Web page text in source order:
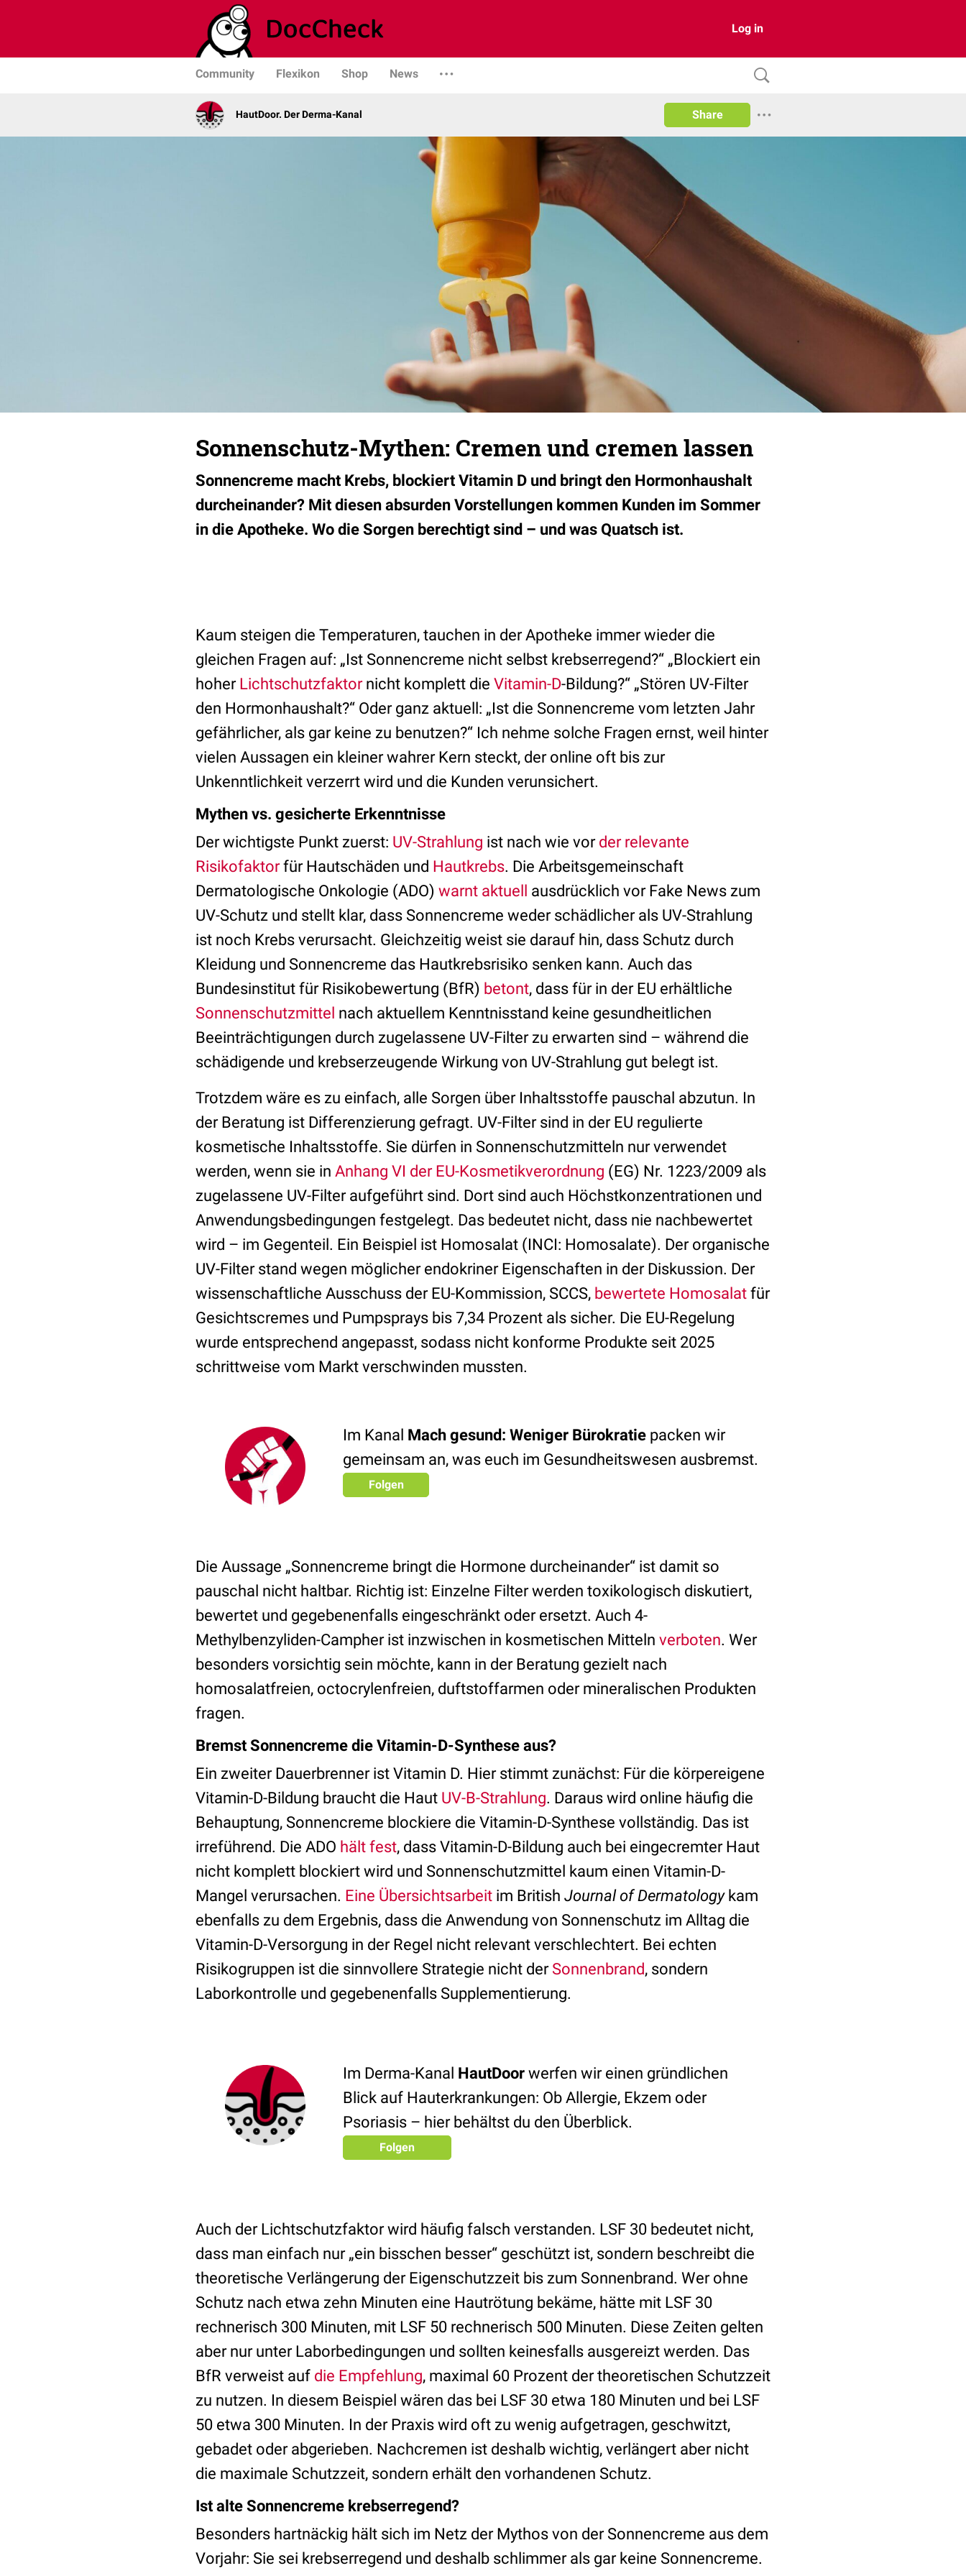
Log in
Community Flexikon Shop News
HautDoor. Der Derma-Kanal Share
Sonnenschutz-Mythen: Cremen und cremen lassen
Sonnencreme macht Krebs, blockiert Vitamin D und bringt den Hormonhaushalt
durcheinander? Mit diesen absurden Vorstellungen kommen Kunden im Sommer
in die Apotheke. Wo die Sorgen berechtigt sind – und was Quatsch ist.
Kaum steigen die Temperaturen, tauchen in der Apotheke immer wieder die
gleichen Fragen auf: „Ist Sonnencreme nicht selbst krebserregend?“ „Blockiert ein
hoher Lichtschutzfaktornicht komplett die Vitamin-D-Bildung?“ „Stören UV-Filter
den Hormonhaushalt?“ Oder ganz aktuell: „Ist die Sonnencreme vom letzten Jahr
gefährlicher, als gar keine zu benutzen?“ Ich nehme solche Fragen ernst, weil hinter
vielen Aussagen ein kleiner wahrer Kern steckt, der online oft bis zur
Unkenntlichkeit verzerrt wird und die Kunden verunsichert.
Mythen vs. gesicherte Erkenntnisse
Der wichtigste Punkt zuerst: UV-Strahlung ist nach wie vor der relevante
Risikofaktorfür Hautschäden und Hautkrebs. Die Arbeitsgemeinschaft
Dermatologische Onkologie (ADO) warnt aktuell ausdrücklich vor Fake News zum
UV-Schutz und stellt klar, dass Sonnencreme weder schädlicher als UV-Strahlung
ist noch Krebs verursacht. Gleichzeitig weist sie darauf hin, dass Schutz durch
Kleidung und Sonnencreme das Hautkrebsrisiko senken kann. Auch das
Bundesinstitut für Risikobewertung (BfR) betont, dass für in der EU erhältliche
Sonnenschutzmittel nach aktuellem Kenntnisstand keine gesundheitlichen
Beeinträchtigungen durch zugelassene UV-Filter zu erwarten sind – während die
schädigende und krebserzeugende Wirkung von UV-Strahlung gut belegt ist.
Trotzdem wäre es zu einfach, alle Sorgen über Inhaltsstoffe pauschal abzutun. In
der Beratung ist Differenzierung gefragt. UV-Filter sind in der EU regulierte
kosmetische Inhaltsstoffe. Sie dürfen in Sonnenschutzmitteln nur verwendet
werden, wenn sie in Anhang VI der EU-Kosmetikverordnung (EG) Nr. 1223/2009 als
zugelassene UV-Filter aufgeführt sind. Dort sind auch Höchstkonzentrationen und
Anwendungsbedingungen festgelegt. Das bedeutet nicht, dass nie nachbewertet
wird – im Gegenteil. Ein Beispiel ist Homosalat (INCI: Homosalate). Der organische
UV-Filter stand wegen möglicher endokriner Eigenschaften in der Diskussion. Der
wissenschaftliche Ausschuss der EU-Kommission, SCCS, bewertete Homosalat für
Gesichtscremes und Pumpsprays bis 7,34 Prozent als sicher. Die EU-Regelung
wurde entsprechend angepasst, sodass nicht konforme Produkte seit 2025
schrittweise vom Markt verschwinden mussten.
Im Kanal Mach gesund: Weniger Bürokratie packen wir
gemeinsam an, was euch im Gesundheitswesen ausbremst.
Folgen
Die Aussage „Sonnencreme bringt die Hormone durcheinander“ ist damit so
pauschal nicht haltbar. Richtig ist: Einzelne Filter werden toxikologisch diskutiert,
bewertet und gegebenenfalls eingeschränkt oder ersetzt. Auch 4-
Methylbenzyliden-Campher ist inzwischen in kosmetischen Mitteln verboten. Wer
besonders vorsichtig sein möchte, kann in der Beratung gezielt nach
homosalatfreien, octocrylenfreien, duftstoffarmen oder mineralischen Produkten
fragen.
Bremst Sonnencreme die Vitamin-D-Synthese aus?
Ein zweiter Dauerbrenner ist Vitamin D. Hier stimmt zunächst: Für die körpereigene
Vitamin-D-Bildung braucht die Haut UV-B-Strahlung. Daraus wird online häufig die
Behauptung, Sonnencreme blockiere die Vitamin-D-Synthese vollständig. Das ist
irreführend. Die ADO hält fest, dass Vitamin-D-Bildung auch bei eingecremter Haut
nicht komplett blockiert wird und Sonnenschutzmittel kaum einen Vitamin-D-
Mangel verursachen. Eine Übersichtsarbeit im British Journal of Dermatologykam
ebenfalls zu dem Ergebnis, dass die Anwendung von Sonnenschutz im Alltag die
Vitamin-D-Versorgung in der Regel nicht relevant verschlechtert. Bei echten
Risikogruppen ist die sinnvollere Strategie nicht der Sonnenbrand, sondern
Laborkontrolle und gegebenenfalls Supplementierung.
Im Derma-Kanal HautDoor werfen wir einen gründlichen
Blick auf Hauterkrankungen: Ob Allergie, Ekzem oder
Psoriasis – hier behältst du den Überblick.
Folgen
Auch der Lichtschutzfaktor wird häufig falsch verstanden. LSF 30 bedeutet nicht,
dass man einfach nur „ein bisschen besser“ geschützt ist, sondern beschreibt die
theoretische Verlängerung der Eigenschutzzeit bis zum Sonnenbrand. Wer ohne
Schutz nach etwa zehn Minuten eine Hautrötung bekäme, hätte mit LSF 30
rechnerisch 300 Minuten, mit LSF 50 rechnerisch 500 Minuten. Diese Zeiten gelten
aber nur unter Laborbedingungen und sollten keinesfalls ausgereizt werden. Das
BfR verweist auf die Empfehlung, maximal 60 Prozent der theoretischen Schutzzeit
zu nutzen. In diesem Beispiel wären das bei LSF 30 etwa 180 Minuten und bei LSF
50 etwa 300 Minuten. In der Praxis wird oft zu wenig aufgetragen, geschwitzt,
gebadet oder abgerieben. Nachcremen ist deshalb wichtig, verlängert aber nicht
die maximale Schutzzeit, sondern erhält den vorhandenen Schutz.
Ist alte Sonnencreme krebserregend?
Besonders hartnäckig hält sich im Netz der Mythos von der Sonnencreme aus dem
Vorjahr: Sie sei krebserregend und deshalb schlimmer als gar keine Sonnencreme.